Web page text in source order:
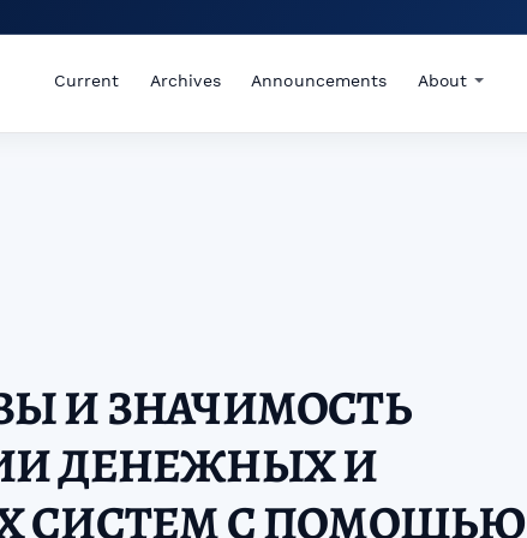
Current Archives Announcements About
И ЗНАЧИМОСТЬ
ДЕНЕЖНЫХ И
СИСТЕМ С ПОМОЩЬЮ